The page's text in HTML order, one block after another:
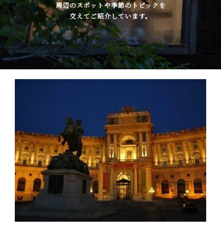
周辺のスポットや季節のトピックを
交えてご紹介しています。